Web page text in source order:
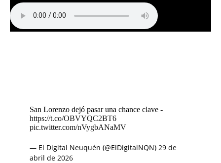
San Lorenzo dejó pasar una chance clave -
https://t.co/OBVYQC2BT6
pic.twitter.com/nVygbANaMV
— El Digital Neuquén (@ElDigitalNQN) 29 de
abril de 2026